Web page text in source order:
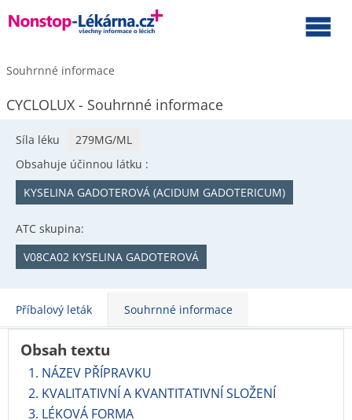
Souhrnné informace
CYCLOLUX - Souhrnné informace
Síla léku
279MG/ML
Obsahuje účinnou látku :
KYSELINA GADOTEROVÁ (ACIDUM GADOTERICUM)
ATC skupina:
V08CA02 KYSELINA GADOTEROVÁ
Příbalový leták Souhrnné informace
Obsah textu
1. NÁZEV PŘÍPRAVKU
2. KVALITATIVNÍ A KVANTITATIVNÍ SLOŽENÍ
3. LÉKOVÁ FORMA